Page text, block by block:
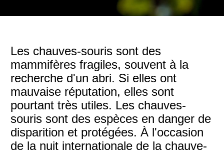
Les chauves-souris sont des
mammifères fragiles, souvent à la
recherche d'un abri. Si elles ont
mauvaise réputation, elles sont
pourtant très utiles. Les chauves-
souris sont des espèces en danger de
disparition et protégées. À l'occasion
de la nuit internationale de la chauve-